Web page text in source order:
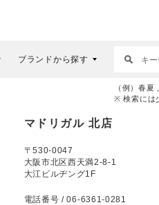
ブランドから探す
（例）春
※ 検索には
マドリガル 北店
〒530-0047
大阪市北区西天満2-8-1
大江ビルヂング1F
電話番号 / 06-6361-0281